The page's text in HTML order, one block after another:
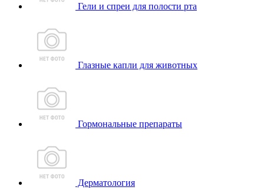
Гели и спреи для полости рта
Глазные капли для животных
Гормональные препараты
Дерматология